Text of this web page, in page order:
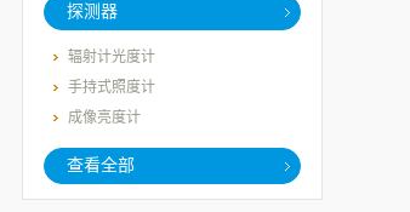
探测器
辐射计光度计
手持式照度计
成像亮度计
查看全部